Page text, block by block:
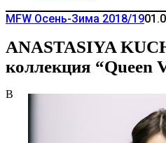
MFW Осень-Зима 2018/19
ANASTASIYA
коллекция “Queen
В